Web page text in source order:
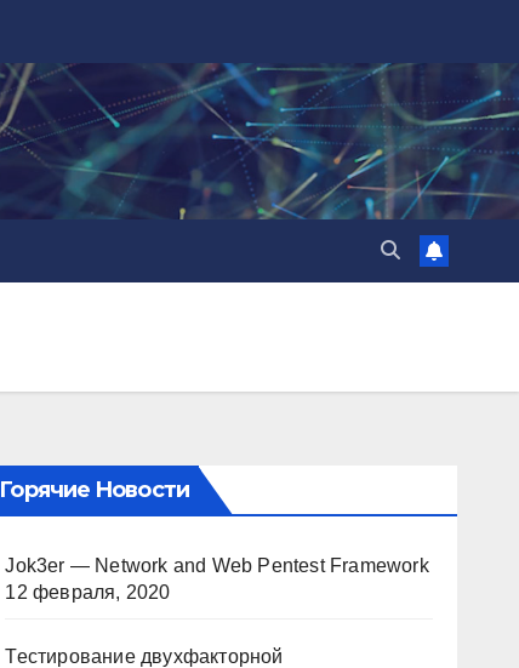
Горячие Новости
Jok3er — Network and Web Pentest Framework
12 февраля, 2020
Тестирование двухфакторной